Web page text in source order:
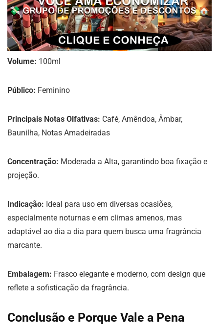
Volume: 100ml
Público: Feminino
Principais Notas Olfativas: Café, Amêndoa, Âmbar,
Baunilha, Notas Amadeiradas
Concentração: Moderada a Alta, garantindo boa fixação e
projeção.
Indicação: Ideal para uso em diversas ocasiões,
especialmente noturnas e em climas amenos, mas
adaptável ao dia a dia para quem busca uma fragrância
marcante.
Embalagem: Frasco elegante e moderno, com design que
reflete a sofisticação da fragrância.
Conclusão e Porque Vale a Pena